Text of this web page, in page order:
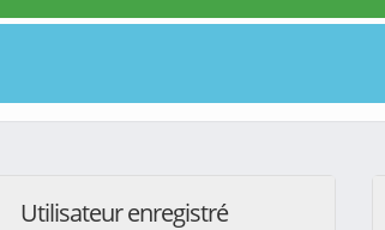
Utilisateur enregistré